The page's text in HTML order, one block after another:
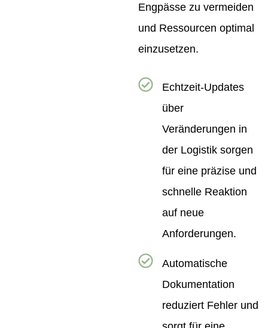
Engpässe zu vermeiden
und Ressourcen optimal
einzusetzen.
Echtzeit-Updates
über
Veränderungen in
der Logistik sorgen
für eine präzise und
schnelle Reaktion
auf neue
Anforderungen.
Automatische
Dokumentation
reduziert Fehler und